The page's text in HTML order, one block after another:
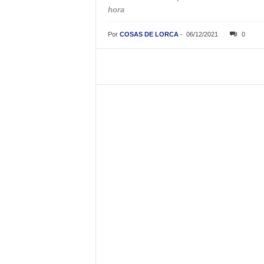
hora
Por COSAS DE LORCA- 06/12/2021 0